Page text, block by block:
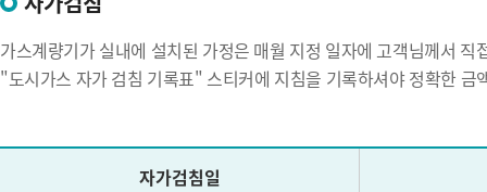
가스계량기가 실내에 설치된 가정은 매월 지정 일자에 고객님께서 직
"도시가스 자가 검침 기록표" 스티커에 지침을 기록하셔야 정확한 금
자가검침일